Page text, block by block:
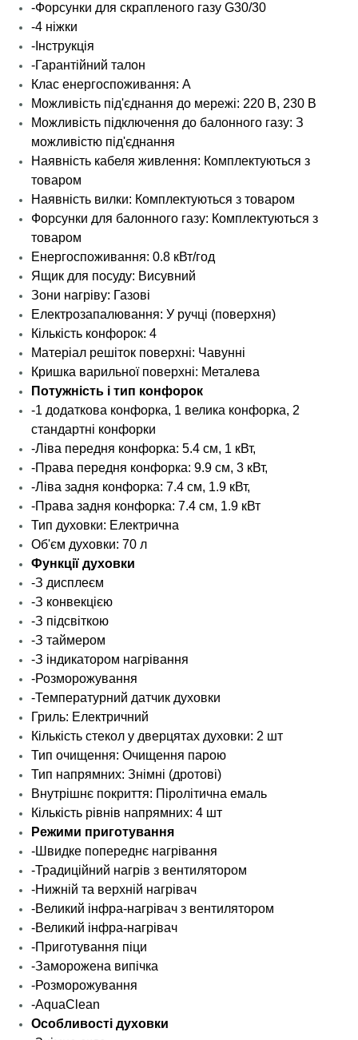
-Форсунки для скрапленого газу G30/30
-4 ніжки
-Інструкція
-Гарантійний талон
Клас енергоспоживання: А
Можливість під'єднання до мережі: 220 В, 230 В
Можливість підключення до балонного газу: З
можливістю під'єднання
Наявність кабеля живлення: Комплектуються з
товаром
Наявність вилки: Комплектуються з товаром
Форсунки для балонного газу: Комплектуються з
товаром
Енергоспоживання: 0.8 кВт/год
Ящик для посуду: Висувний
Зони нагріву: Газові
Електрозапалювання: У ручці (поверхня)
Кількість конфорок: 4
Матеріал решіток поверхні: Чавунні
Кришка варильної поверхні: Металева
Потужність і тип конфорок
-1 додаткова конфорка, 1 велика конфорка, 2
стандартні конфорки
-Ліва передня конфорка: 5.4 см, 1 кВт,
-Права передня конфорка: 9.9 см, 3 кВт,
-Ліва задня конфорка: 7.4 см, 1.9 кВт,
-Права задня конфорка: 7.4 см, 1.9 кВт
Тип духовки: Електрична
Об'єм духовки: 70 л
Функції духовки
-З дисплеєм
-З конвекцією
-З підсвіткою
-З таймером
-З індикатором нагрівання
-Розморожування
-Температурний датчик духовки
Гриль: Електричний
Кількість стекол у дверцятах духовки: 2 шт
Тип очищення: Очищення парою
Тип напрямних: Знімні (дротові)
Внутрішнє покриття: Піролітична емаль
Кількість рівнів напрямних: 4 шт
Режими приготування
-Швидке попереднє нагрівання
-Традиційний нагрів з вентилятором
-Нижній та верхній нагрівач
-Великий інфра-нагрівач з вентилятором
-Великий інфра-нагрівач
-Приготування піци
-Заморожена випічка
-Розморожування
-AquaClean
Особливості духовки